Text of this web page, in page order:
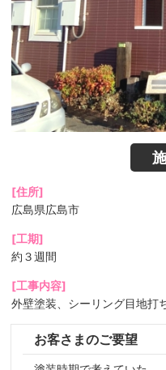
[住所]
広島県広島市
[工期]
約３週間
[工事内容]
外壁塗装、シーリング目地打
お客さまのご要望